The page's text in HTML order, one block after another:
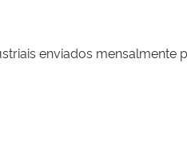
enviados mensalmente